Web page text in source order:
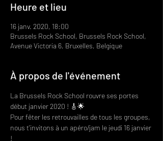
Heure et lieu
16 janv. 2020, 18:00
Brussels Rock School, Brussels Rock School,
Avenue Victoria 6, Bruxelles, Belgique
À propos de l'événement
La Brussels Rock School rouvre ses portes
début janvier 2020 ! 🎸🌟
Pour fêter les retrouvailles de tous les groupes,
nous t'invitons à un apéro/jam le jeudi 16 janvier
!